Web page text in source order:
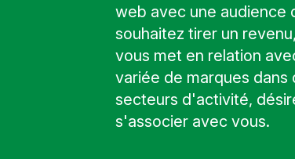
web avec une audience
souhaitez tirer un
vous met en relation
variée de marques dans
secteurs d'activité,
s'associer avec vous.